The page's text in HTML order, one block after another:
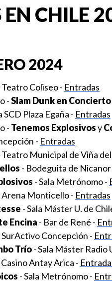
CHILE
2024
Coliseo - Entradas
-Slam Dunk en Concierto
SCD Plaza Egaña - Entradas
- Tenemos Explosivosy
- Entradas
Municipal de Viña
- Bodeguita de
- Sala Metrónomo -
Monticello - Entradas
- Sala Máster U. de
Encina - Bar de René -
Concepción -
Trío- Sala Máster Radio
Casino Antay Arica -
- Sala Metrónomo -